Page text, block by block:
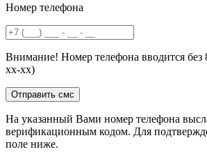
Номер телефона
Внимание! Номер телефона вводится
хх-хх)
На указанный Вами номер телефона
верификационным кодом. Для
поле ниже.